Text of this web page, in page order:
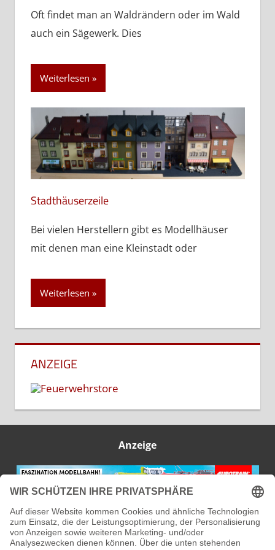
ANZEIGE
🚄 Modellbahn und Modellbauprodukte bei
Amazon entdecken
Entdecke in meinen zusammengestellten Listen alles
für dein Hobby.
➔ Zu meinen Amazon-Listen
Dioramenbau
Eisenbahn Europa
Eisenbahn Schweiz
Shop’s
Modelleisenbahn H0
Reisebilder
ANZEIGE